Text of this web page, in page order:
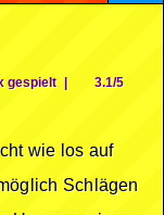
gespielt |
3.1/5
wie los auf
Schlägen